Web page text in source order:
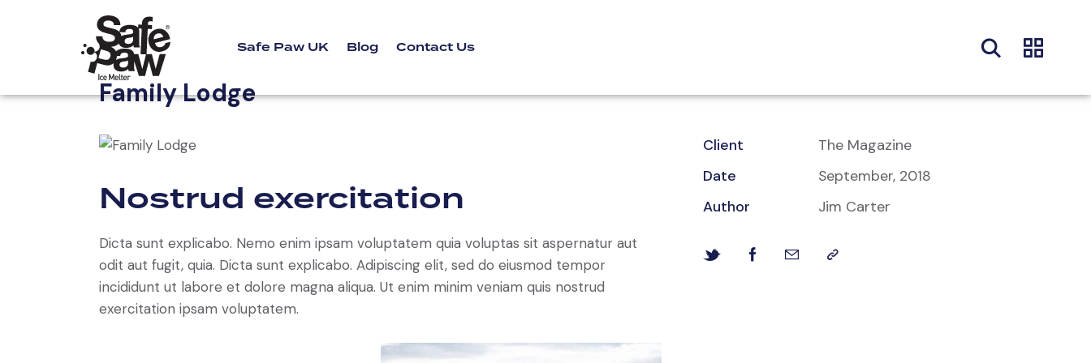
Safe Paw UK Blog Contact Us
Family Lodge
Nostrud exercitation
Dicta sunt explicabo. Nemo enim ipsam voluptatem quia voluptas sit aspernatur aut
odit aut fugit, quia. Dicta sunt explicabo. Adipiscing elit, sed do eiusmod tempor
incididunt ut labore et dolore magna aliqua. Ut enim minim veniam quis nostrud
exercitation ipsam voluptatem.
Client
The Magazine
Date
September, 2018
Author
Jim Carter